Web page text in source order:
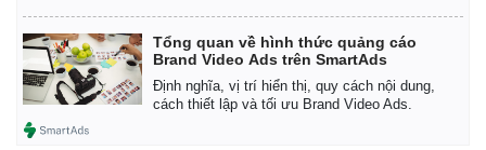
Tổng quan về hình thức quảng cáo
Brand Video Ads trên SmartAds
Định nghĩa, vị trí hiển thị, quy cách nội dung,
cách thiết lập và tối ưu Brand Video Ads.